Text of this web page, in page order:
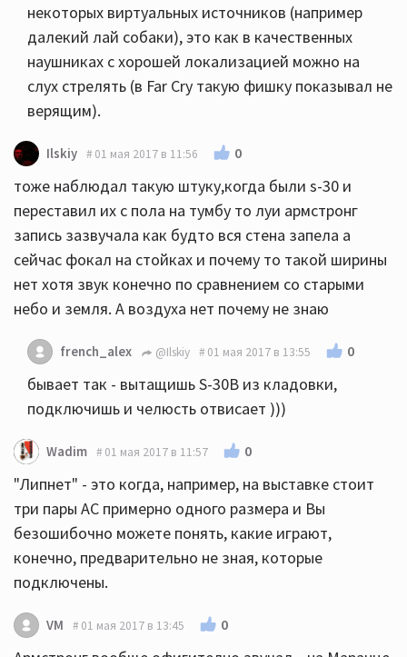
некоторых виртуальных источников (например
далекий лай собаки), это как в качественных
наушниках с хорошей локализацией можно на
слух стрелять (в Far Cry такую фишку показывал не
верящим).
Ilskiy 01 мая 2017 в 11:56 0
тоже наблюдал такую штуку,когда были s-30 и
переставил их с пола на тумбу то луи армстронг
запись зазвучала как будто вся стена запела а
сейчас фокал на стойках и почему то такой ширины
нет хотя звук конечно по сравнением со старыми
небо и земля. А воздуха нет почему не знаю
french_alex @Ilskiy 01 мая 2017 в 13:55 0
бывает так - вытащишь S-30B из кладовки,
подключишь и челюсть отвисает )))
Wadim 01 мая 2017 в 11:57 0
"Липнет" - это когда, например, на выставке стоит
три пары АС примерно одного размера и Вы
безошибочно можете понять, какие играют,
конечно, предварительно не зная, которые
подключены.
VM 01 мая 2017 в 13:45 0